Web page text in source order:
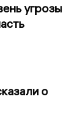
угрозы
о